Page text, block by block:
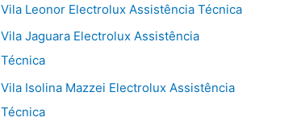
Vila Leonor Electrolux Assistência Técnica
Vila Jaguara Electrolux Assistência
Técnica
Vila Isolina Mazzei Electrolux Assistência
Técnica